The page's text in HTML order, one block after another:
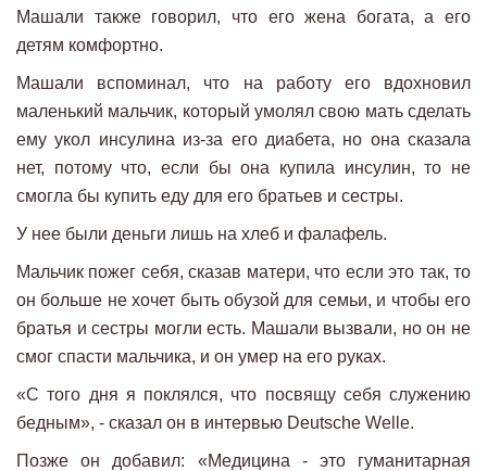
Машали также говорил, что его жена богата, а его
детям комфортно.
Машали вспоминал, что на работу его вдохновил
маленький мальчик, который умолял свою мать сделать
ему укол инсулина из-за его диабета, но она сказала
нет, потому что, если бы она купила инсулин, то не
смогла бы купить еду для его братьев и сестры.
У нее были деньги лишь на хлеб и фалафель.
Мальчик пожег себя, сказав матери, что если это так, то
он больше не хочет быть обузой для семьи, и чтобы его
братья и сестры могли есть. Машали вызвали, но он не
смог спасти мальчика, и он умер на его руках.
«С того дня я поклялся, что посвящу себя служению
бедным», - сказал он в интервью Deutsche Welle.
Позже он добавил: «Медицина - это гуманитарная